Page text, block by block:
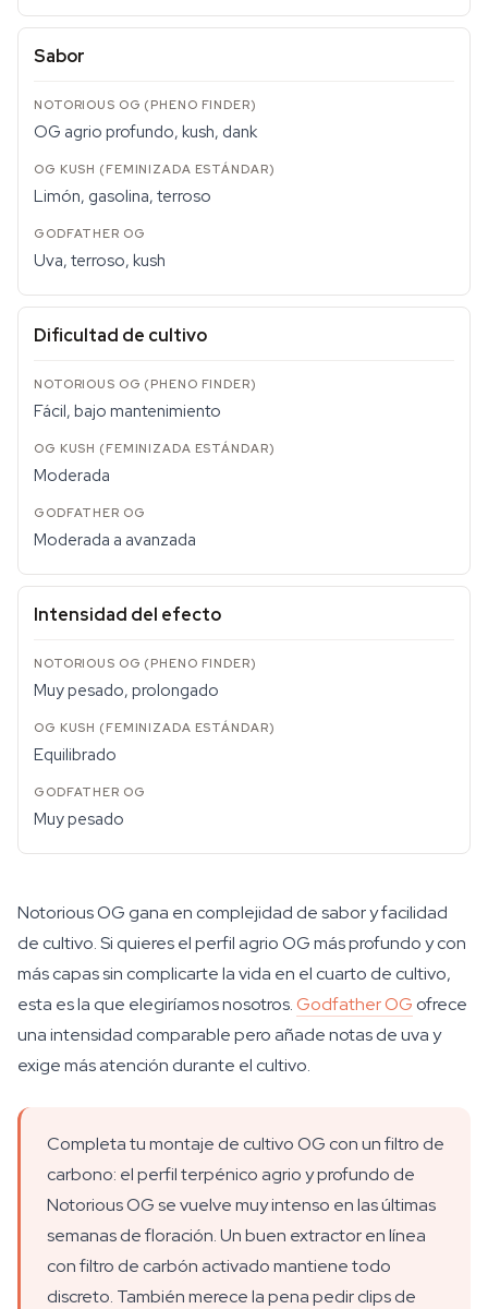
Sabor
OG agrio profundo, kush, dank
Limón, gasolina, terroso
Uva, terroso, kush
Dificultad de cultivo
Fácil, bajo mantenimiento
Moderada
Moderada a avanzada
Intensidad del efecto
Muy pesado, prolongado
Equilibrado
Muy pesado
Notorious OG gana en complejidad de sabor y facilidad
de cultivo. Si quieres el perfil agrio OG más profundo y con
más capas sin complicarte la vida en el cuarto de cultivo,
esta es la que elegiríamos nosotros.Godfather OG ofrece
una intensidad comparable pero añade notas de uva y
exige más atención durante el cultivo.
Completa tu montaje de cultivo OG con un filtro de
carbono: el perfil terpénico agrio y profundo de
Notorious OG se vuelve muy intenso en las últimas
semanas de floración. Un buen extractor en línea
con filtro de carbón activado mantiene todo
discreto. También merece la pena pedir clips de